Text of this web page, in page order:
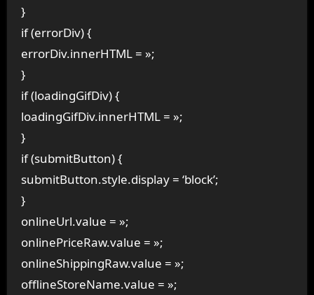
}
if (errorDiv) {
errorDiv.innerHTML = »;
}
if (loadingGifDiv) {
loadingGifDiv.innerHTML = »;
}
if (submitButton) {
submitButton.style.display = ‘block’;
}
onlineUrl.value = »;
onlinePriceRaw.value = »;
onlineShippingRaw.value = »;
offlineStoreName.value = »;